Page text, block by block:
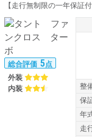
【走行無制限の一年保証
総合評価 5点
外装
内装
整
保
年
走